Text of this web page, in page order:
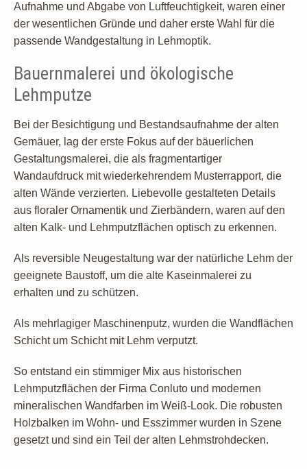
Aufnahme und Abgabe von Luftfeuchtigkeit, waren einer
der wesentlichen Gründe und daher erste Wahl für die
passende Wandgestaltung in Lehmoptik.
Bauernmalerei und ökologische
Lehmputze
Bei der Besichtigung und Bestandsaufnahme der alten
Gemäuer, lag der erste Fokus auf der bäuerlichen
Gestaltungsmalerei, die als fragmentartiger
Wandaufdruck mit wiederkehrendem Musterrapport, die
alten Wände verzierten. Liebevolle gestalteten Details
aus floraler Ornamentik und Zierbändern, waren auf den
alten Kalk- und Lehmputzflächen optisch zu erkennen.
Als reversible Neugestaltung war der natürliche Lehm der
geeignete Baustoff, um die alte Kaseinmalerei zu
erhalten und zu schützen.
Als mehrlagiger Maschinenputz, wurden die Wandflächen
Schicht um Schicht mit Lehm verputzt.
So entstand ein stimmiger Mix aus historischen
Lehmputzflächen der Firma Conluto und modernen
mineralischen Wandfarben im Weiß-Look. Die robusten
Holzbalken im Wohn- und Esszimmer wurden in Szene
gesetzt und sind ein Teil der alten Lehmstrohdecken.